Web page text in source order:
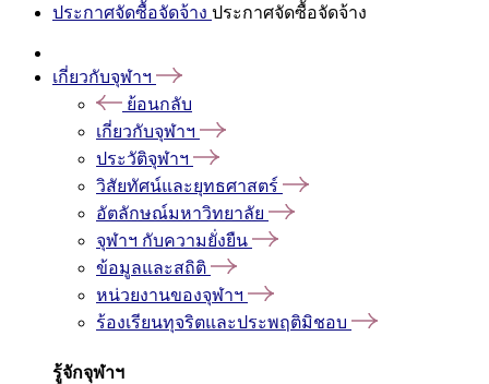
ประกาศจัดซื้อจัดจ้าง ประกาศจัดซื้อจัดจ้าง
เกี่ยวกับจุฬาฯ
ย้อนกลับ
เกี่ยวกับจุฬาฯ
ประวัติจุฬาฯ
วิสัยทัศน์และยุทธศาสตร์
อัตลักษณ์มหาวิทยาลัย
จุฬาฯ กับความยั่งยืน
ข้อมูลและสถิติ
หน่วยงานของจุฬาฯ
ร้องเรียนทุจริตและประพฤติมิชอบ
รู้จักจุฬาฯ